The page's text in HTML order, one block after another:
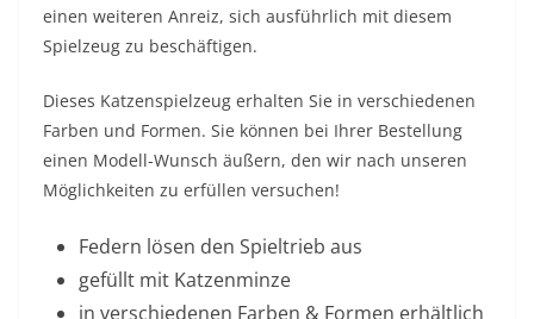
einen weiteren Anreiz, sich ausführlich mit diesem
Spielzeug zu beschäftigen.
Dieses Katzenspielzeug erhalten Sie in verschiedenen
Farben und Formen. Sie können bei Ihrer Bestellung
einen Modell-Wunsch äußern, den wir nach unseren
Möglichkeiten zu erfüllen versuchen!
Federn lösen den Spieltrieb aus
gefüllt mit Katzenminze
in verschiedenen Farben & Formen erhältlich